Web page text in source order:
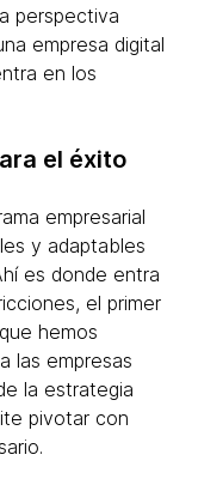
perspectiva
empresa digital
en los
el éxito
empresarial
y adaptables
es donde entra
el primer
hemos
las empresas
la estrategia
pivotar con